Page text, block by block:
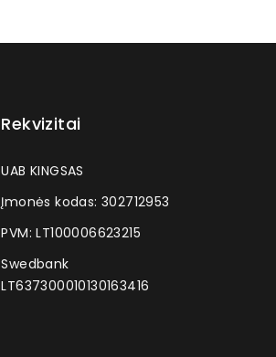
Rekvizitai
UAB KINGSAS
Įmonės kodas: 302712953
PVM: LT100006623215
Swedbank
LT637300010130163416